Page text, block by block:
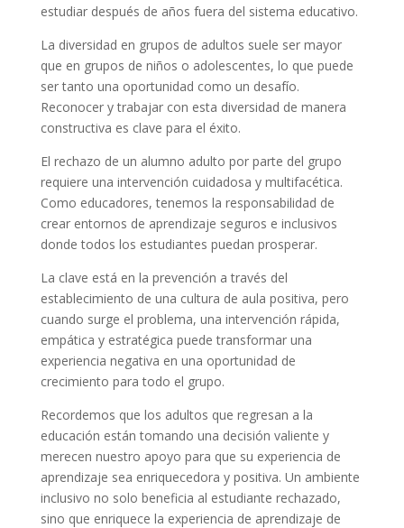
estudiar después de años fuera del sistema educativo.
La diversidad en grupos de adultos suele ser mayor
que en grupos de niños o adolescentes, lo que puede
ser tanto una oportunidad como un desafío.
Reconocer y trabajar con esta diversidad de manera
constructiva es clave para el éxito.
El rechazo de un alumno adulto por parte del grupo
requiere una intervención cuidadosa y multifacética.
Como educadores, tenemos la responsabilidad de
crear entornos de aprendizaje seguros e inclusivos
donde todos los estudiantes puedan prosperar.
La clave está en la prevención a través del
establecimiento de una cultura de aula positiva, pero
cuando surge el problema, una intervención rápida,
empática y estratégica puede transformar una
experiencia negativa en una oportunidad de
crecimiento para todo el grupo.
Recordemos que los adultos que regresan a la
educación están tomando una decisión valiente y
merecen nuestro apoyo para que su experiencia de
aprendizaje sea enriquecedora y positiva. Un ambiente
inclusivo no solo beneficia al estudiante rechazado,
sino que enriquece la experiencia de aprendizaje de